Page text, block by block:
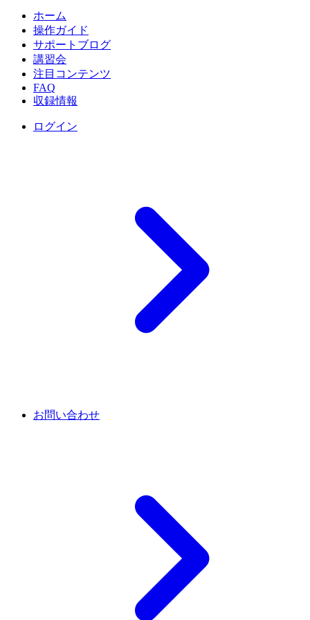
ホーム
操作ガイド
サポートブログ
講習会
注目コンテンツ
FAQ
収録情報
ログイン
お問い合わせ